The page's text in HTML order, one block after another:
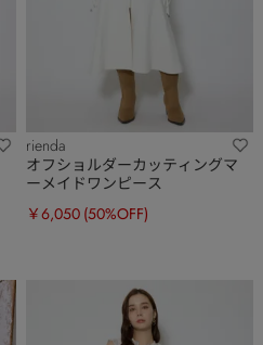
rienda
オフショルダーカッティングマ
ーメイドワンピース
￥6,050 (50%OFF)